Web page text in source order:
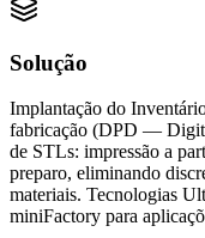
Solução
Implantação do
fabricação (DPD —
de STLs: impressão a
preparo, eliminando
materiais. Tecnologias
miniFactory para